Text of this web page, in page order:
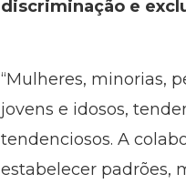
discriminação e
“Mulheres, minorias,
jovens e idosos,
tendenciosos. A
estabelecer padrões,